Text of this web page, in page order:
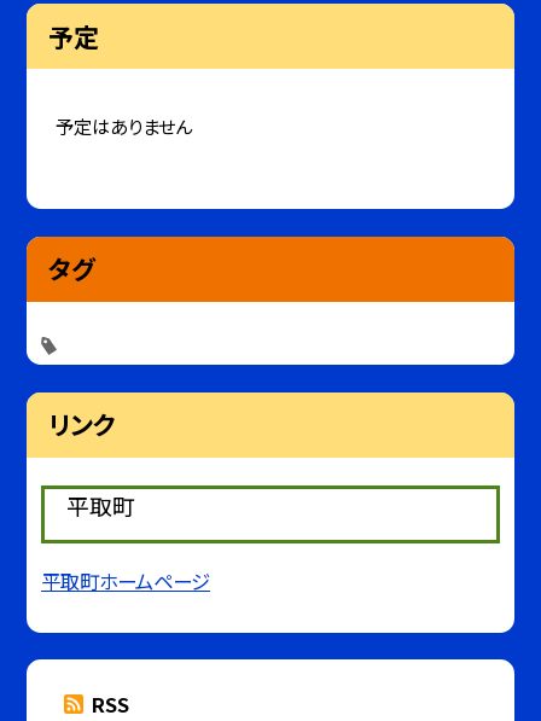
予定
予定はありません
タグ
リンク
平取町
平取町ホームページ
RSS